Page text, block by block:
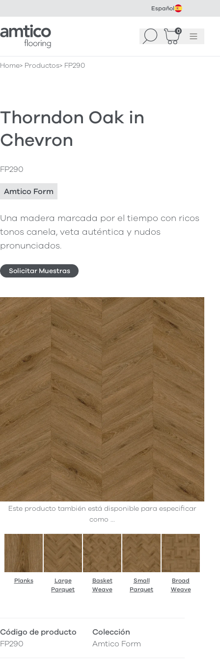
Español
Amtico Flooring Buscar 0
Cesta (0)
Menú
Home Productos FP290
Thorndon Oak in
Chevron
FP290
Amtico Form
Una madera marcada por el tiempo con ricos
tonos canela, veta auténtica y nudos
pronunciados.
Solicitar Muestras
Este producto también está disponible para especificar
como ...
Planks
Large
Parquet
Basket
Weave
Small
Parquet
Broad
Weave
Código de producto
FP290
Colección
Amtico Form